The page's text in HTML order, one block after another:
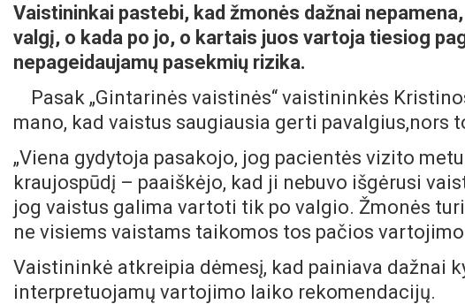
Vaistininkai pastebi, kad žmonės dažnai
valgį, o kada po jo, o kartais juos vartoja tiesiog
nepageidaujamų pasekmių rizika.
Pasak „Gintarinės vaistinės“ vaistininkės
mano, kad vaistus saugiausia gerti pavalgius,nors
„Viena gydytoja pasakojo, jog pacientės vizito
kraujospūdį – paaiškėjo, kad ji nebuvo išgėrusi
jog vaistus galima vartoti tik po valgio. Žmonės
ne visiems vaistams taikomos tos pačios
Vaistininkė atkreipia dėmesį, kad painiava dažnai
interpretuojamų vartojimo laiko rekomendacijų.